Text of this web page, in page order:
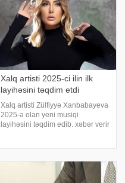
Xalq artisti 2025-ci ilin ilk
layihəsini təqdim etdi
Xalq artisti Zülfiyyə Xanbabayeva
2025-ə olan yeni musiqi
layihəsini təqdim edib. xəbər verir
Sultanova, səs prodüseri İsmayı